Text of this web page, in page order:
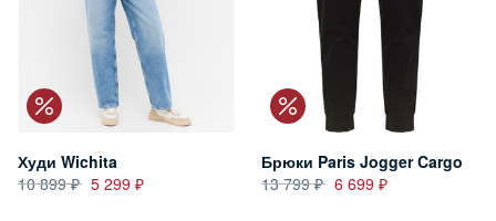
Худи Wichita
10 899
5 299
Брюки Paris Jogger Cargo
13 799
6 699